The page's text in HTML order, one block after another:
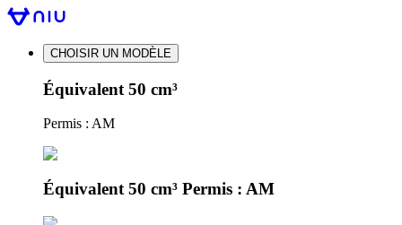
CHOISIR UN MODÈLE
Équivalent 50 cm³
Permis : AM
Équivalent 50 cm³ Permis : AM